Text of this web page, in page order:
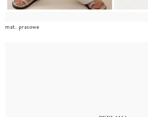
mat. prasowe